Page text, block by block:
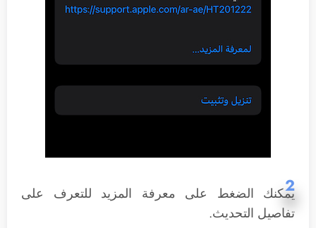
2
يمكنك الضغط على معرفة المزيد للتعرف على
تفاصيل التحديث.